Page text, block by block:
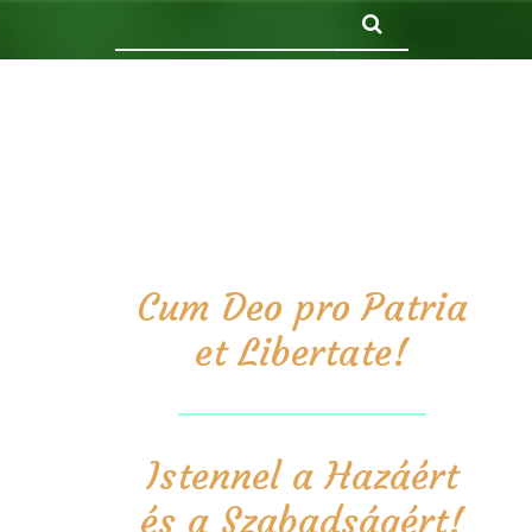
Cum Deo pro Patria
et Libertate!
Istennel a Hazáért
és a Szabadságért!